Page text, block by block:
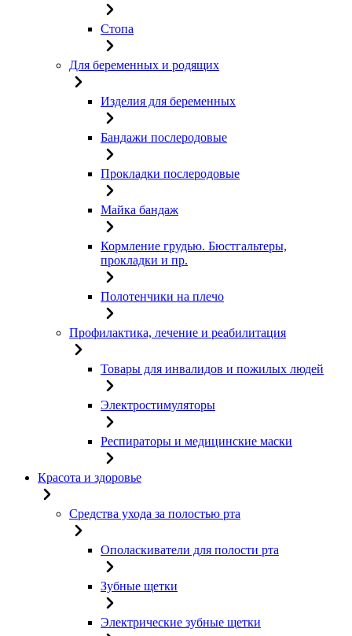
Стопа
Для беременных и родящих
Изделия для беременных
Бандажи послеродовые
Прокладки послеродовые
Майка бандаж
Кормление грудью. Бюстгальтеры,
прокладки и пр.
Полотенчики на плечо
Профилактика, лечение и реабилитация
Товары для инвалидов и пожилых людей
Электростимуляторы
Респираторы и медицинские маски
Красота и здоровье
Средства ухода за полостью рта
Ополаскиватели для полости рта
Зубные щетки
Электрические зубные щетки